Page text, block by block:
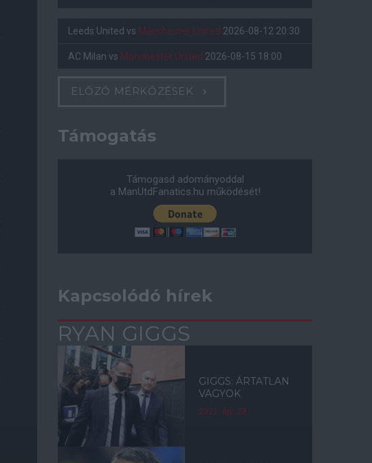
Leeds United vs Manchester United 2026-08-12 20:30
AC Milan vs Manchester United 2026-08-15 18:00
ELŐZŐ MÉRKŐZÉSEK
Támogatás
Támogasd adományoddal
a ManUtdFanatics.hu működését!
Kapcsolódó hírek
RYAN GIGGS
GIGGS: ÁRTATLAN
VAGYOK
2021. ápr. 28.